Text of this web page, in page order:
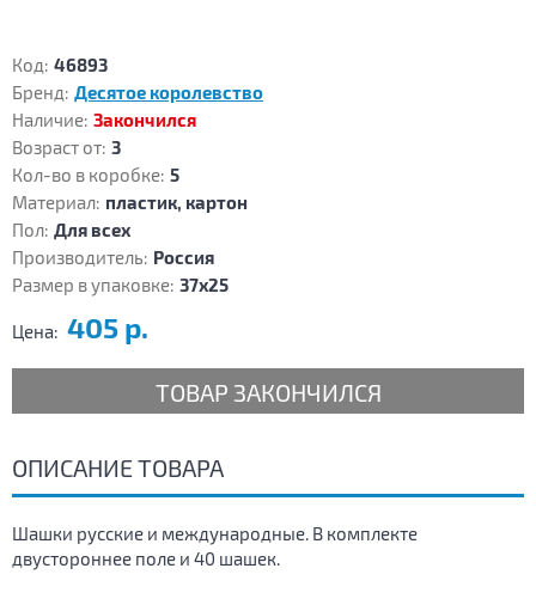
Код: 46893
Бренд: Десятое королевство
Наличие: Закончился
Возраст от: 3
Кол-во в коробке: 5
Материал: пластик, картон
Пол: Для всех
Производитель: Россия
Размер в упаковке: 37х25
Цена: 405 р.
ТОВАР ЗАКОНЧИЛСЯ
ОПИСАНИЕ ТОВАРА
Шашки русские и международные. В комплекте
двустороннее поле и 40 шашек.